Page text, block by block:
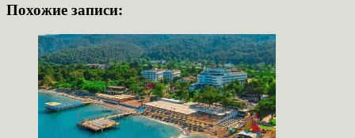
Похожие записи: